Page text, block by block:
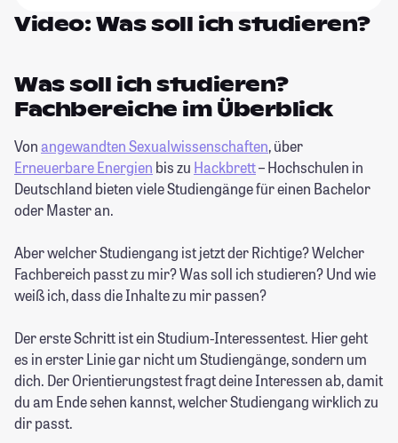
Video: Was soll ich studieren?
Was soll ich studieren?
Fachbereiche im Überblick
Vonangewandten Sexualwissenschaften, über
Erneuerbare Energien bis zu Hackbrett– Hochschulen in
Deutschland bieten viele Studiengänge für einen Bachelor
oder Master an.
Aber welcher Studiengang ist jetzt der Richtige? Welcher
Fachbereich passt zu mir? Was soll ich studieren? Und wie
weiß ich, dass die Inhalte zu mir passen?
Der erste Schritt ist ein Studium-Interessentest. Hier geht
es in erster Linie gar nicht um Studiengänge, sondern um
dich. Der Orientierungstest fragt deine Interessen ab, damit
du am Ende sehen kannst, welcher Studiengang wirklich zu
dir passt.